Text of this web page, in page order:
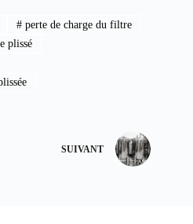
#perte de charge du filtre
plissé
SUIVANT